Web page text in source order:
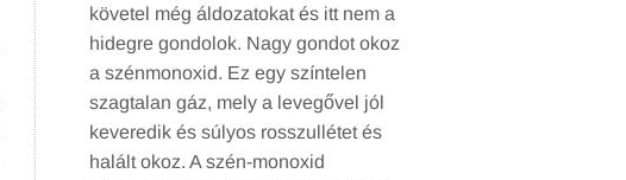
követel még áldozatokat és itt nem a
hidegre gondolok. Nagy gondot okoz
a szénmonoxid. Ez egy színtelen
szagtalan gáz, mely a levegővel jól
keveredik és súlyos rosszullétet és
halált okoz. A szén-monoxid